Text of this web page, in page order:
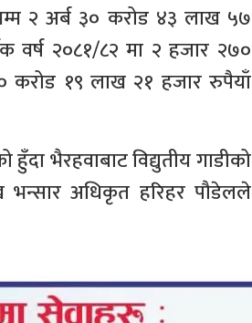
२ अर्ब ३० करोड ४३ लाख ५७
वर्ष २०८१/८२ मा २ हजार २७०
करोड १९ लाख २१ हजार रुपैयाँ
भैरहवाबाट विद्युतीय गाडीको
भन्सार अधिकृत हरिहर पौडेलले